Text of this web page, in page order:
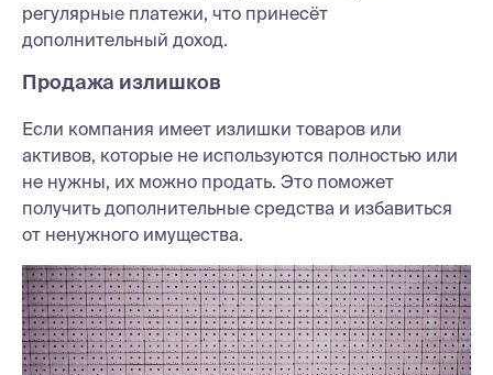
регулярные платежи, что принесёт
дополнительный доход.
Продажа излишков
Если компания имеет излишки товаров или
активов, которые не используются полностью или
не нужны, их можно продать. Это поможет
получить дополнительные средства и избавиться
от ненужного имущества.